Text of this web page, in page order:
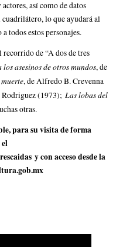
así como de datos
cuadrilátero, lo que ayudará al
a todos estos personajes.
de “A dos de tres
asesinos de otros mundos, de
, de Alfredo B. Crevenna
Rodriguez (1973); Las lobas del
otras.
para su visita de forma
y con acceso desde la